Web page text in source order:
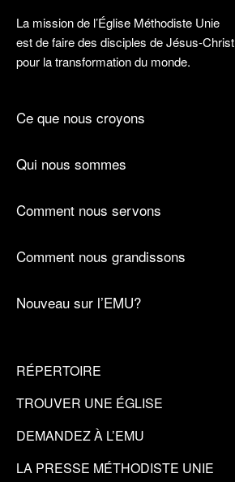
La mission de l’Église Méthodiste Unie
est de faire des disciples de Jésus-Christ
pour la transformation du monde.
Ce que nous croyons
Qui nous sommes
Comment nous servons
Comment nous grandissons
Nouveau sur l’EMU?
RÉPERTOIRE
TROUVER UNE ÉGLISE
DEMANDEZ À L’EMU
LA PRESSE MÉTHODISTE UNIE